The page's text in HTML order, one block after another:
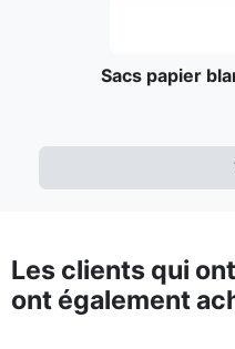
Sacs papier
Les clients qui
ont également